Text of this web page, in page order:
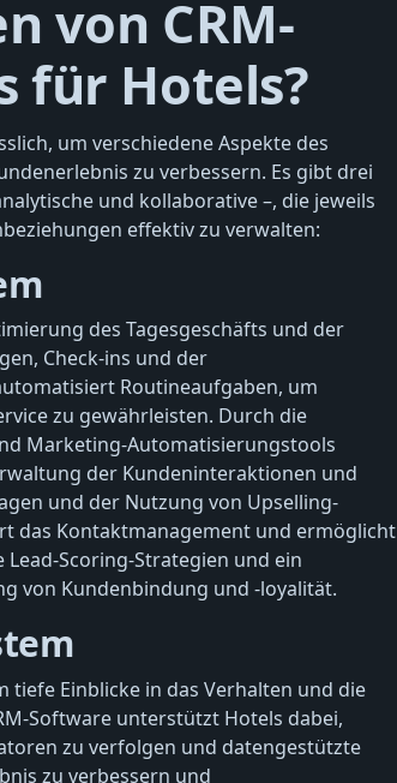
von CRM-
für Hotels?
um verschiedene Aspekte des
zu verbessern. Es gibt drei
und kollaborative –, die jeweils
effektiv zu verwalten:
des Tagesgeschäfts und der
Check-ins und der
Routineaufgaben, um
zu gewährleisten. Durch die
Marketing-Automatisierungstools
der Kundeninteraktionen und
und der Nutzung von Upselling-
das Kontaktmanagement und ermöglicht
Scoring-Strategien und ein
von Kundenbindung und -loyalität.
tiefe Einblicke in das Verhalten und die
Software unterstützt Hotels dabei,
zu verfolgen und datengestützte
zu verbessern und